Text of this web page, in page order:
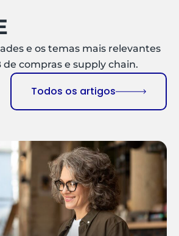
e os temas mais relevantes
compras e supply chain.
Todos os artigos